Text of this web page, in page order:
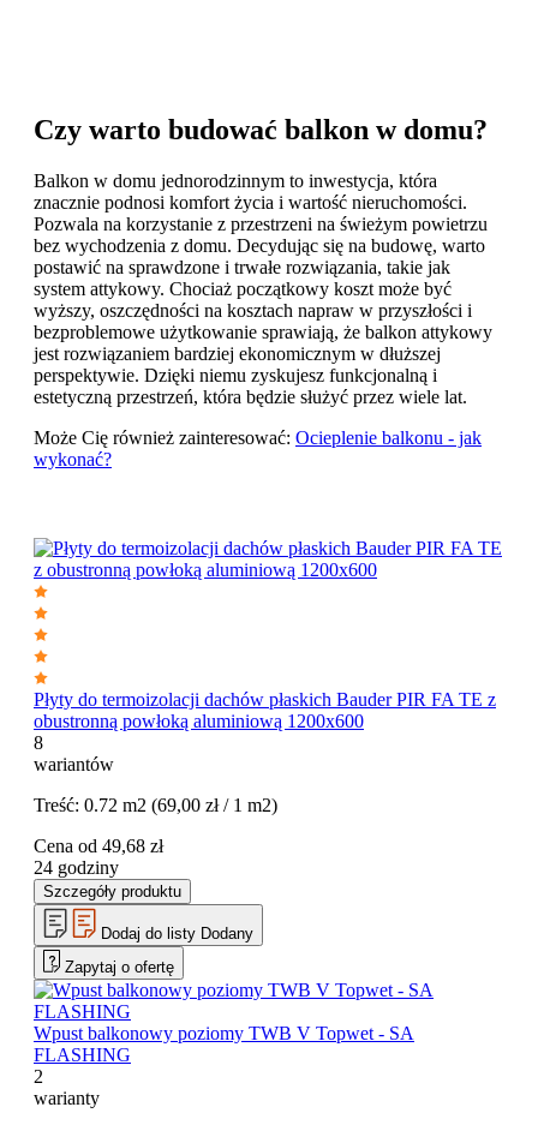
Czy warto budować balkon w domu?
Balkon w domu jednorodzinnym to inwestycja, która
znacznie podnosi komfort życia i wartość nieruchomości.
Pozwala na korzystanie z przestrzeni na świeżym powietrzu
bez wychodzenia z domu. Decydując się na budowę, warto
postawić na sprawdzone i trwałe rozwiązania, takie jak
system attykowy. Chociaż początkowy koszt może być
wyższy, oszczędności na kosztach napraw w przyszłości i
bezproblemowe użytkowanie sprawiają, że balkon attykowy
jest rozwiązaniem bardziej ekonomicznym w dłuższej
perspektywie. Dzięki niemu zyskujesz funkcjonalną i
estetyczną przestrzeń, która będzie służyć przez wiele lat.
Może Cię również zainteresować: Ocieplenie balkonu - jak
wykonać?
Płyty do termoizolacji dachów płaskich Bauder PIR FA TE z
obustronną powłoką aluminiową 1200x600
8
wariantów
Treść: 0.72 m2 (69,00 zł / 1 m2)
Cena od 49,68 zł
24 godziny
Szczegóły produktu
Dodaj do listy Dodany
Zapytaj o ofertę
Wpust balkonowy poziomy TWB V Topwet - SA
FLASHING
2
warianty